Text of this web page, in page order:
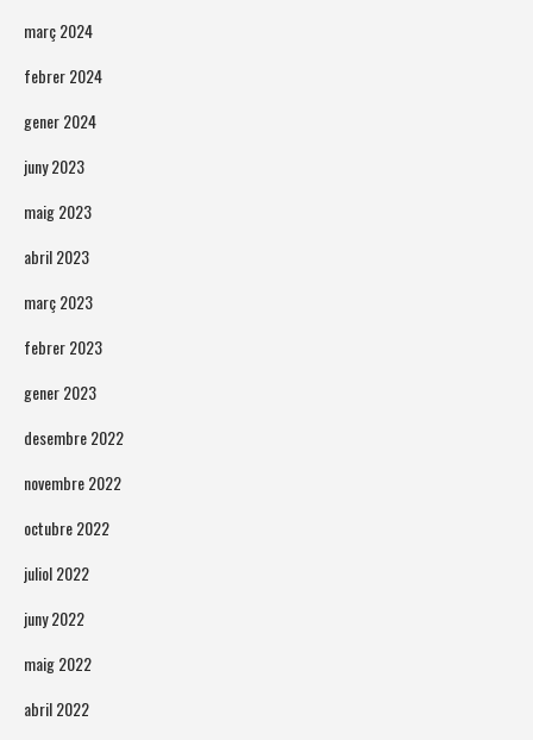
març 2024
febrer 2024
gener 2024
juny 2023
maig 2023
abril 2023
març 2023
febrer 2023
gener 2023
desembre 2022
novembre 2022
octubre 2022
juliol 2022
juny 2022
maig 2022
abril 2022